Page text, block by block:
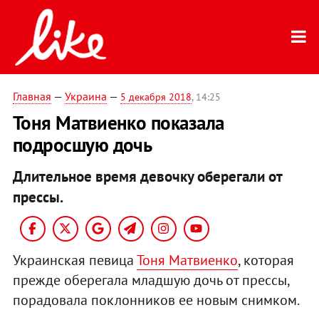
Главная — Украина — 5 декабря 2018, 14:25
Тоня Матвиенко показала
подросшую дочь
Длительное время девочку оберегали от
прессы.
Украинская певицаТоня Матвиенко, которая
прежде оберегала младшую дочь от прессы,
порадовала поклонников ее новым снимком.